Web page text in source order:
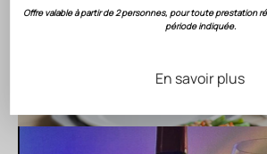
Offre valable à partir de 2 personnes, pour toute prestation
période indiquée.
En savoir plus